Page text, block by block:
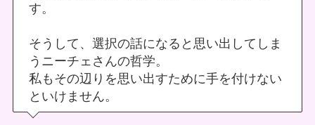
す。
そうして、選択の話になると思い出してしま
うニーチェさんの哲学。
私もその辺りを思い出すために手を付けない
といけません。